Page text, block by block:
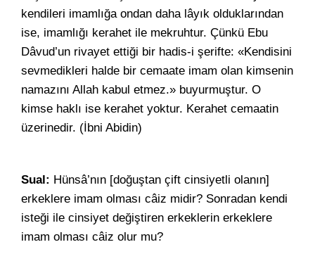
kendileri imamlığa ondan daha lâyık olduklarından
ise, imamlığı kerahet ile mekruhtur. Çünkü Ebu
Dâvud’un rivayet ettiği bir hadis-i şerifte: «Kendisini
sevmedikleri halde bir cemaate imam olan kimsenin
namazını Allah kabul etmez.» buyurmuştur. O
kimse haklı ise kerahet yoktur. Kerahet cemaatin
üzerinedir. (İbni Abidin)
Sual: Hünsâ’nın [doğuştan çift cinsiyetli olanın]
erkeklere imam olması câiz midir? Sonradan kendi
isteği ile cinsiyet değiştiren erkeklerin erkeklere
imam olması câiz olur mu?